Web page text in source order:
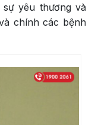
yêu thương và
chính các bệnh